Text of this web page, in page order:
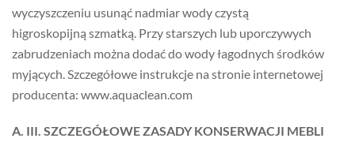
wyczyszczeniu usunąć nadmiar wody czystą
higroskopijną szmatką. Przy starszych lub uporczywych
zabrudzeniach można dodać do wody łagodnych środków
myjących. Szczegółowe instrukcje na stronie internetowej
producenta: www.aquaclean.com
A. III. SZCZEGÓŁOWE ZASADY KONSERWACJI MEBLI